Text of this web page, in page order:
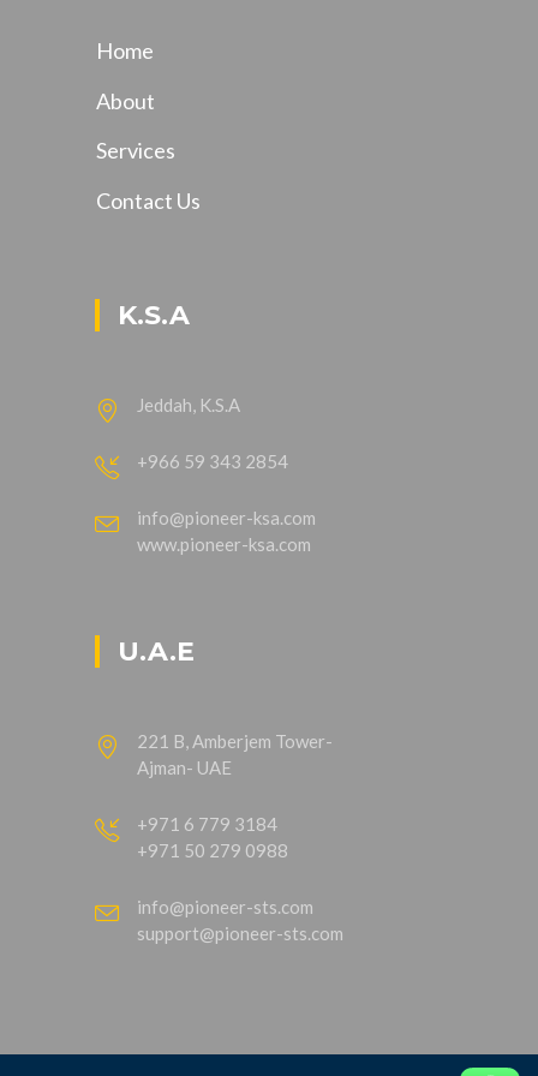
Home
About
Services
Contact Us
K.S.A
Jeddah, K.S.A
+966 59 343 2854
info@pioneer-ksa.com
www.pioneer-ksa.com
U.A.E
221 B, Amberjem Tower-
Ajman- UAE
+971 6 779 3184
+971 50 279 0988
info@pioneer-sts.com
support@pioneer-sts.com